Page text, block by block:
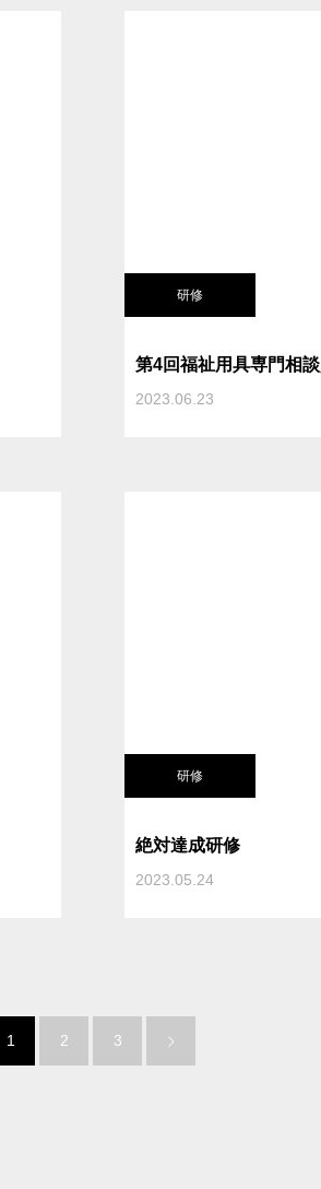
研修
第4回福祉用具専門相
2023.06.23
研修
絶対達成研修
2023.05.24
1 2 3